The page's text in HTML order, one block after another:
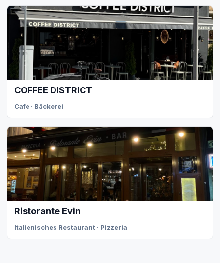
COFFEE DISTRICT
Café · Bäckerei
Ristorante Evin
Italienisches Restaurant · Pizzeria